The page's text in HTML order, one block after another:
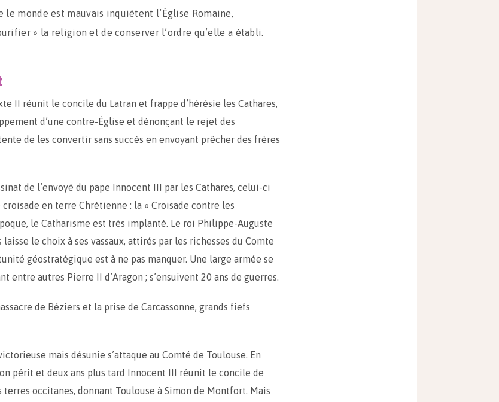
le monde est mauvais inquiètent l’Église Romaine,
» la religion et de conserver l’ordre qu’elle a établi.
II réunit le concile du Latran et frappe d’hérésie les Cathares,
d’une contre-Église et dénonçant le rejet des
de les convertir sans succès en envoyant prêcher des frères
de l’envoyé du pape Innocent III par les Cathares, celui-ci
en terre Chrétienne : la « Croisade contre les
le Catharisme est très implanté. Le roi Philippe-Auguste
laisse le choix à ses vassaux, attirés par les richesses du Comte
géostratégique est à ne pas manquer. Une large armée se
entre autres Pierre II d’Aragon ; s’ensuivent 20 ans de guerres.
de Béziers et la prise de Carcassonne, grands fiefs
mais désunie s’attaque au Comté de Toulouse. En
périt et deux ans plus tard Innocent III réunit le concile de
terres occitanes, donnant Toulouse à Simon de Montfort. Mais